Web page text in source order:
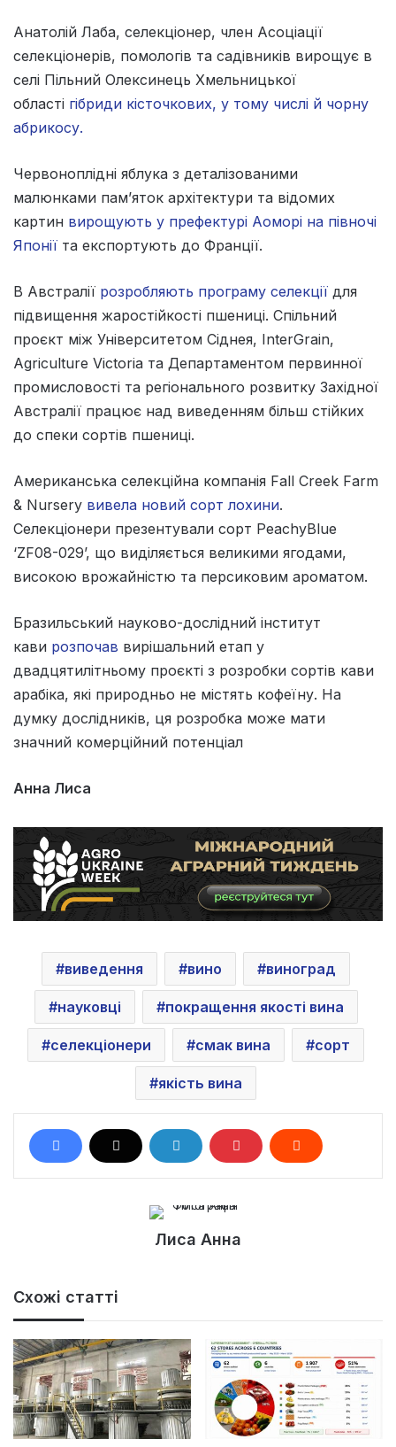
Анатолій Лаба, селекціонер, член Асоціації
селекціонерів, помологів та садівників вирощує в
селі Пільний Олексинець Хмельницької
області гібриди кісточкових, у тому числі й чорну
абрикосу.
Червоноплідні яблука з деталізованими
малюнками пам’яток архітектури та відомих
картин вирощують у префектурі Аоморі на півночі
Японії та експортують до Франції.
В Австралії розробляють програму селекції для
підвищення жаростійкості пшениці. Cпільний
проєкт між Університетом Сіднея, InterGrain,
Agriculture Victoria та Департаментом первинної
промисловості та регіонального розвитку Західної
Австралії працює над виведенням більш стійких
до спеки сортів пшениці.
Американська селекційна компанія Fall Creek Farm
& Nursery вивела новий сорт лохини.
Селекціонери презентували сорт PeachyBlue
‘ZF08-029’, що виділяється великими ягодами,
високою врожайністю та персиковим ароматом.
Бразильський науково-дослідний інститут
кави розпочав вирішальний етап у
двадцятилітньому проєкті з розробки сортів кави
арабіка, які природньо не містять кофеїну. На
думку дослідників, ця розробка може мати
значний комерційний потенціал
Анна Лиса
виведення вино виноград
науковці покращення якості вина
селекціонери смак вина сорт
якість вина
Лиса Анна
Схожі статті